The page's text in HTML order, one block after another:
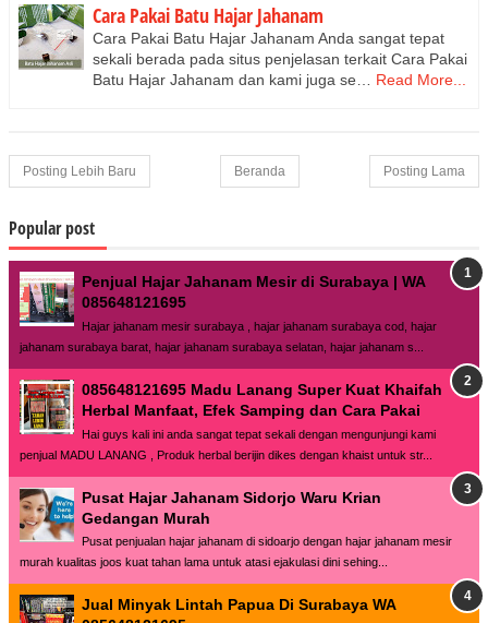
Cara Pakai Batu Hajar Jahanam
Cara Pakai Batu Hajar Jahanam Anda sangat tepat
sekali berada pada situs penjelasan terkait Cara Pakai
Batu Hajar Jahanam dan kami juga se…
Read More...
Posting Lebih Baru Posting Lama
Beranda
Popular post
Penjual Hajar Jahanam Mesir di Surabaya | WA
085648121695
Hajar jahanam mesir surabaya , hajar jahanam surabaya cod, hajar
jahanam surabaya barat, hajar jahanam surabaya selatan, hajar jahanam s...
085648121695 Madu Lanang Super Kuat Khaifah
Herbal Manfaat, Efek Samping dan Cara Pakai
Hai guys kali ini anda sangat tepat sekali dengan mengunjungi kami
penjual MADU LANANG , Produk herbal berijin dikes dengan khaist untuk str...
Pusat Hajar Jahanam Sidorjo Waru Krian
Gedangan Murah
Pusat penjualan hajar jahanam di sidoarjo dengan hajar jahanam mesir
murah kualitas joos kuat tahan lama untuk atasi ejakulasi dini sehing...
Jual Minyak Lintah Papua Di Surabaya WA